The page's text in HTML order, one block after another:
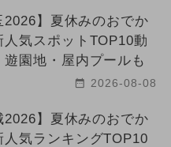
2026】夏休みのおでか
人気スポットTOP10動
遊園地・屋内プールも
2026-08-08
2026】夏休みのおでか
人気ランキングTOP10